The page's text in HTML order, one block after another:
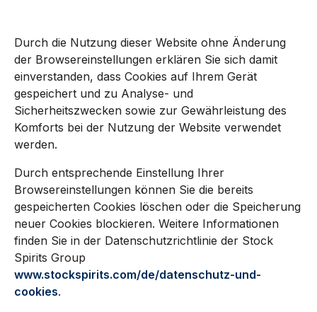
Durch die Nutzung dieser Website ohne Änderung
der Browsereinstellungen erklären Sie sich damit
einverstanden, dass Cookies auf Ihrem Gerät
gespeichert und zu Analyse- und
Sicherheitszwecken sowie zur Gewährleistung des
Komforts bei der Nutzung der Website verwendet
werden.
Durch entsprechende Einstellung Ihrer
Browsereinstellungen können Sie die bereits
gespeicherten Cookies löschen oder die Speicherung
neuer Cookies blockieren. Weitere Informationen
finden Sie in der Datenschutzrichtlinie der Stock
Spirits Group
www.stockspirits.com/de/datenschutz-und-
cookies.